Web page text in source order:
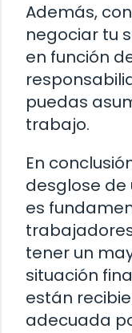
Además,
negociar tu
en función
puedas
trabajo.
En
desglose de
es
tener un
situación
están
adecuada